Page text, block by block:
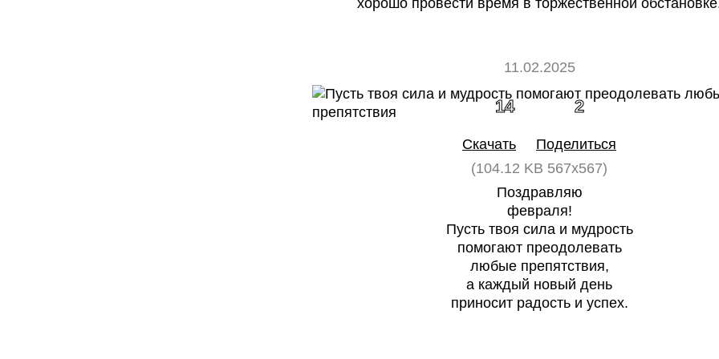
хорошо провести время в торжественной
11.02.2025
14 2
Скачать
Поделиться
(104.12 KB 567x567)
Поздравляю
февраля!
Пусть твоя сила и мудрость
помогают преодолевать
любые препятствия,
а каждый новый день
приносит радость и успех.